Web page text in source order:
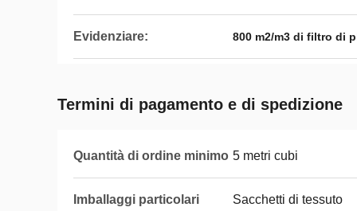
Evidenziare: 800 m2/m3 di filtro di
Termini di pagamento e di spedizione
Quantità di ordine minimo 5 metri cubi
Imballaggi particolari Sacchetti di tessuto